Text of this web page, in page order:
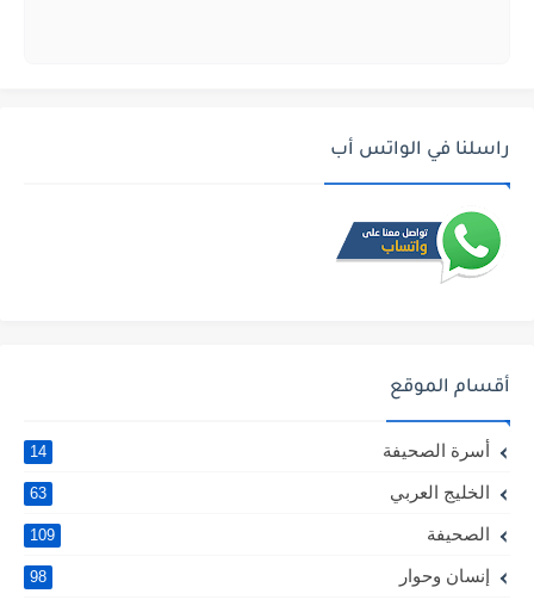
راسلنا في الواتس أب
أقسام الموقع
أسرة الصحيفة 14
الخليج العربي 63
الصحيفة 109
إنسان وحوار 98